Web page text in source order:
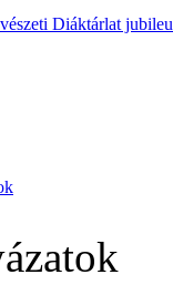
Diáktárlat